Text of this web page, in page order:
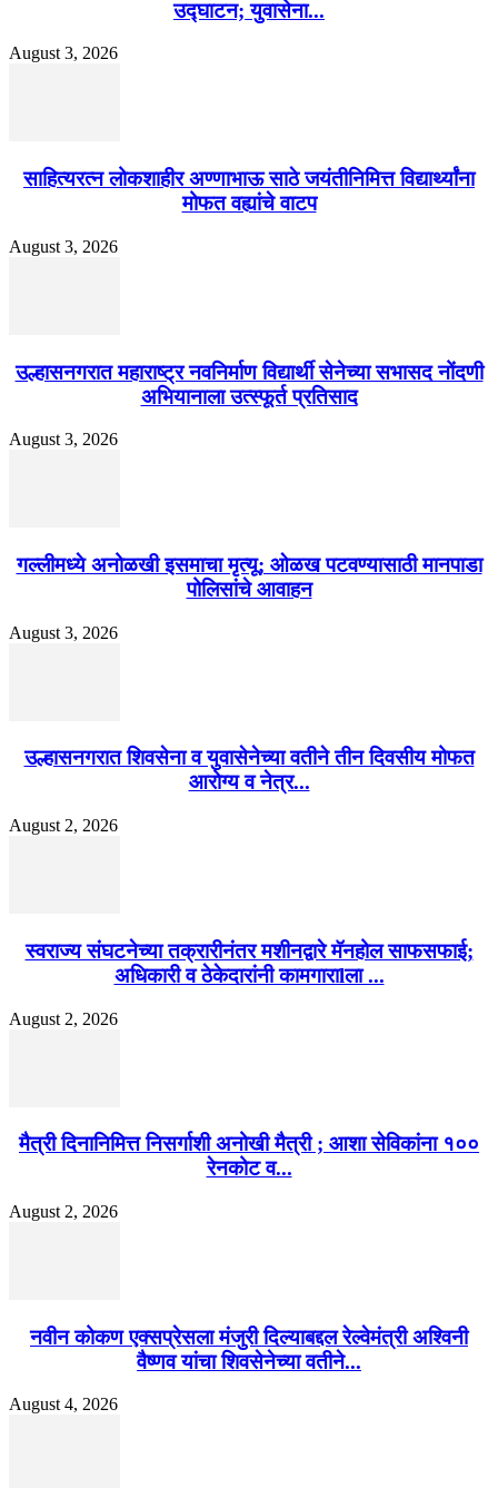
उद्घाटन; युवासेना...
August 3, 2026
साहित्यरत्न लोकशाहीर अण्णाभाऊ साठे जयंतीनिमित्त विद्यार्थ्यांना
मोफत वह्यांचे वाटप
August 3, 2026
उल्हासनगरात महाराष्ट्र नवनिर्माण विद्यार्थी सेनेच्या सभासद नोंदणी
अभियानाला उत्स्फूर्त प्रतिसाद
August 3, 2026
गल्लीमध्ये अनोळखी इसमाचा मृत्यू; ओळख पटवण्यासाठी मानपाडा
पोलिसांचे आवाहन
August 3, 2026
उल्हासनगरात शिवसेना व युवासेनेच्या वतीने तीन दिवसीय मोफत
आरोग्य व नेत्र...
August 2, 2026
स्वराज्य संघटनेच्या तक्रारीनंतर मशीनद्वारे मॅनहोल साफसफाई;
अधिकारी व ठेकेदारांनी कामगाराlला ...
August 2, 2026
मैत्री दिनानिमित्त निसर्गाशी अनोखी मैत्री ; आशा सेविकांना १००
रेनकोट व...
August 2, 2026
नवीन कोकण एक्सप्रेसला मंजुरी दिल्याबद्दल रेल्वेमंत्री अश्विनी
वैष्णव यांचा शिवसेनेच्या वतीने...
August 4, 2026